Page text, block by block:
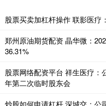
股票买卖加杠杆操作 联影医疗
郑州原油期货配资 晶华微：
36.31%
股票网络配资平台 祥生医疗：
年第二次临时股东会
炒股如何申请杠杆 深城交：公